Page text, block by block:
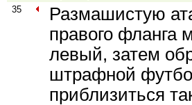
35
Размашистую
правого фланга
левый, затем
штрафной
приблизиться